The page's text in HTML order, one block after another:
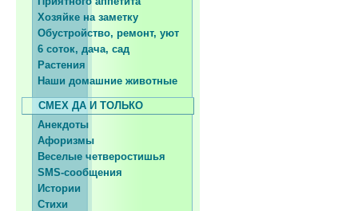
Хозяйке на заметку
Обустройство, ремонт, уют
6 соток, дача, сад
Растения
Наши домашние животные
СМЕХ ДА И ТОЛЬКО
Анекдоты
Афоризмы
Веселые четверостишья
SMS-сообщения
Истории
Стихи